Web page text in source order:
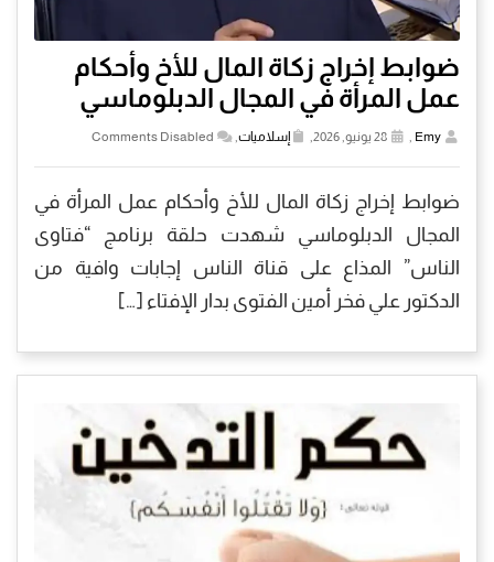
ضوابط إخراج زكاة المال للأخ وأحكام
عمل المرأة في المجال الدبلوماسي
Emy إسلاميات Comments Disabled
ضوابط إخراج زكاة المال للأخ وأحكام عمل المرأة في
المجال الدبلوماسي شهدت حلقة برنامج “فتاوى
الناس” المذاع على قناة الناس إجابات وافية من
الدكتور علي فخر أمين الفتوى بدار الإفتاء […]